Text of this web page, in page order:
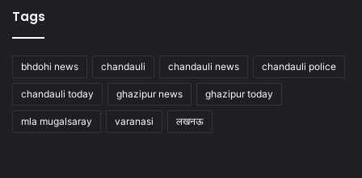
Tags
bhdohi news chandauli chandauli news chandauli police
chandauli today ghazipur news ghazipur today
mla mugalsaray varanasi लखनऊ